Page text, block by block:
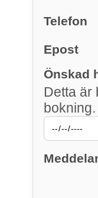
Telefon
Epost
Önskad
Detta är
bokning.